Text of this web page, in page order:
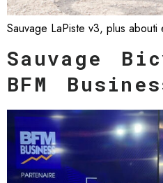
Sauvage LaPiste v3, plus abouti
Sauvage
BFM